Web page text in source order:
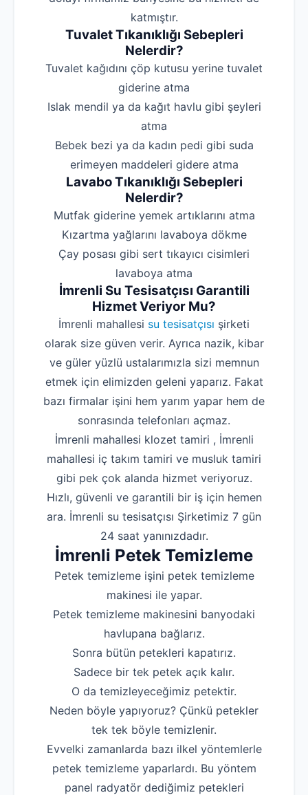
Robotla
Su Kaçağı
Profesyonel Petek
Uzmana Sor
Hakkımızda
İletişim
katmıştır.
Tuvalet Tıkanıklığı Sebepleri
Nelerdir?
‌Tuvalet kağıdını çöp kutusu yerine tuvalet
giderine atma
‌Islak mendil ya da kağıt havlu gibi şeyleri
atma
‌Bebek bezi ya da kadın pedi gibi suda
erimeyen maddeleri gidere atma
Lavabo Tıkanıklığı Sebepleri
Nelerdir?
‌Mutfak giderine yemek artıklarını atma
‌Kızartma yağlarını lavaboya dökme
‌Çay posası gibi sert tıkayıcı cisimleri
lavaboya atma
İmrenli Su Tesisatçısı Garantili
Hizmet Veriyor Mu?
İmrenli mahallesi su tesisatçısı şirketi
olarak size güven verir. Ayrıca nazik, kibar
ve güler yüzlü ustalarımızla sizi memnun
etmek için elimizden geleni yaparız. Fakat
bazı firmalar işini hem yarım yapar hem de
sonrasında telefonları açmaz.
İmrenli mahallesi klozet tamiri , İmrenli
mahallesi iç takım tamiri ve musluk tamiri
gibi pek çok alanda hizmet veriyoruz.
Hızlı, güvenli ve garantili bir iş için hemen
ara. İmrenli su tesisatçısı Şirketimiz 7 gün
24 saat yanınızdadır.
İmrenli Petek Temizleme
Petek temizleme işini petek temizleme
makinesi ile yapar.
Petek temizleme makinesini banyodaki
havlupana bağlarız.
Sonra bütün petekleri kapatırız.
Sadece bir tek petek açık kalır.
O da temizleyeceğimiz petektir.
Neden böyle yapıyoruz? Çünkü petekler
tek tek böyle temizlenir.
Evvelki zamanlarda bazı ilkel yöntemlerle
petek temizleme yaparlardı. Bu yöntem
panel radyatör dediğimiz petekleri